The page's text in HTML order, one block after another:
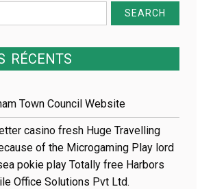
RÉCENTS
Town Council Website
casino fresh Huge Travelling
of the Microgaming Play lord
pokie play Totally free Harbors
Office Solutions Pvt Ltd.